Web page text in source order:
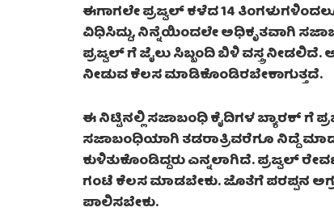
ಈಗಾಗಲೇ ಪ್ರಜ್ವಲ್ ಕಳೆದ 14
ವಿಧಿಸಿದ್ದು, ನಿನ್ನೆಯಿಂದಲೇ ಅಧಿಕೃತವಾಗಿ
ಪ್ರಜ್ವಲ್ ಗೆ ಜೈಲು ಸಿಬ್ಬಂದಿ ಬಿಳಿ ವಸ್ತ್ರ
ನೀಡುವ ಕೆಲಸ ಮಾಡಿಕೊಂಡಿರಬೇಕಾಗುತ್ತದೆ.
ಈ ನಿಟ್ಟಿನಲ್ಲಿ ಸಜಾಬಂಧಿ ಕೈದಿಗಳ ಬ್ಯಾರಕ್ ಗೆ
ಸಜಾಬಂಧಿಯಾಗಿ ತಡರಾತ್ರಿವರೆಗೂ ನಿದ್ದೆ
ಕುಳಿತುಕೊಂಡಿದ್ದರು ಎನ್ನಲಾಗಿದೆ. ಪ್ರಜ್ವಲ್
ಗಂಟೆ ಕೆಲಸ ಮಾಡಬೇಕು. ಜೊತೆಗೆ ಪರಪ್ಪನ
ಪಾಲಿಸಬೇಕು.